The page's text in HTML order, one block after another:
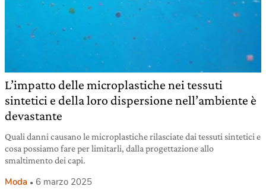
L’impatto delle microplastiche nei tessuti
sintetici e della loro dispersione nell’ambiente è
devastante
Quali danni causano le microplastiche rilasciate dai tessuti sintetici e
cosa possiamo fare per limitarli, dalla progettazione allo
smaltimento dei capi.
Moda 6 marzo 2025